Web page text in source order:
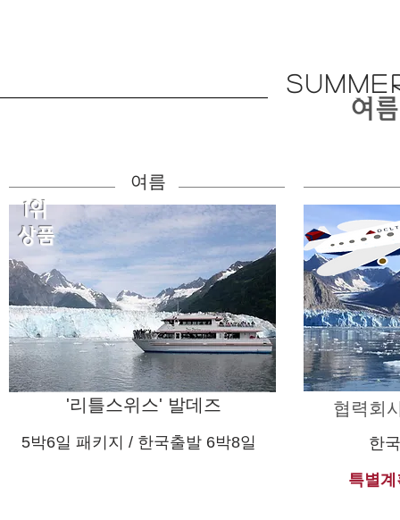
여
여름
1위
상품
'리틀스위스' 발데즈
5박6일 패키지 / 한국출발 6박8일
협력회
한
특별